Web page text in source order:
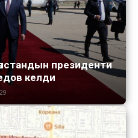
президенти
келди